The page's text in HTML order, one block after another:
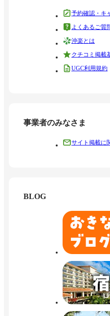
予約確認・キ
よくあるご質
沖楽とは
クチコミ掲載
UGC利用規約
事業者のみなさま
サイト掲載に
BLOG